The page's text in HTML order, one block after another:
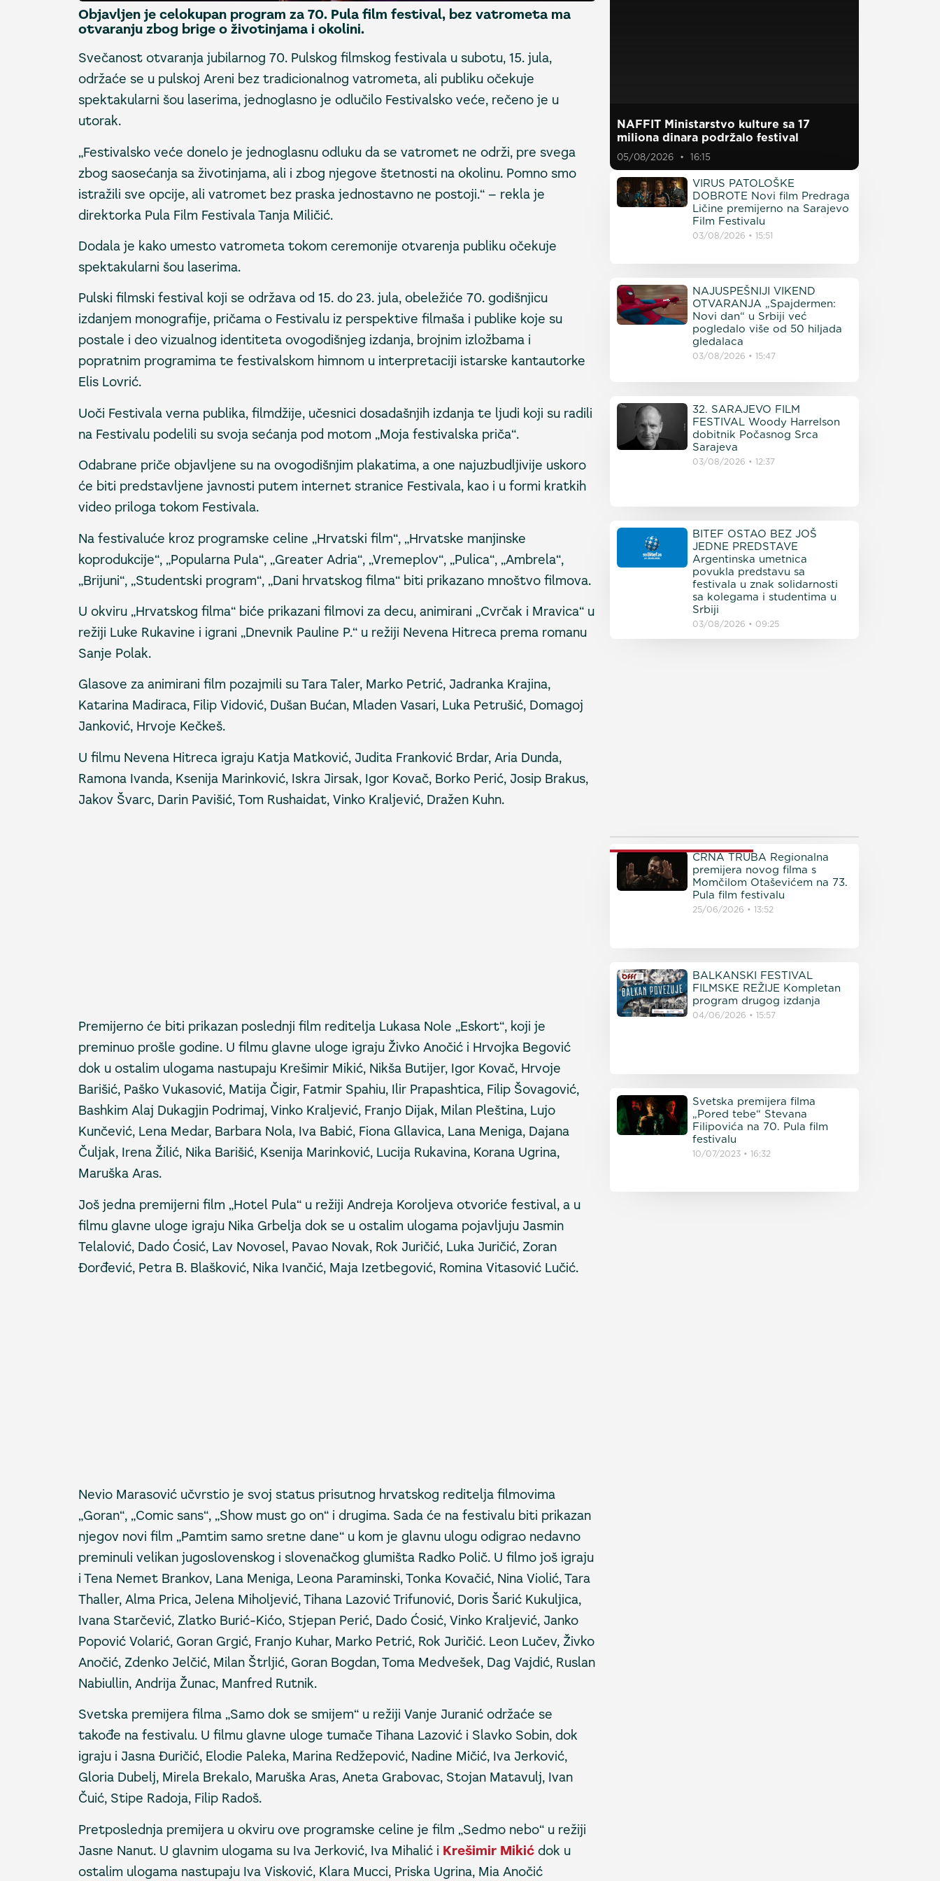
Objavljen je celokupan program za 70. Pula film festival, bez vatrometa ma
otvaranju zbog brige o životinjama i okolini.
Svečanost otvaranja jubilarnog 70. Pulskog filmskog festivala u subotu, 15. jula,
održaće se u pulskoj Areni bez tradicionalnog vatrometa, ali publiku očekuje
spektakularni šou laserima, jednoglasno je odlučilo Festivalsko veće, rečeno je u
utorak.
„Festivalsko veće donelo je jednoglasnu odluku da se vatromet ne održi, pre svega
zbog saosećanja sa životinjama, ali i zbog njegove štetnosti na okolinu. Pomno smo
istražili sve opcije, ali vatromet bez praska jednostavno ne postoji.“ – rekla je
direktorka Pula Film Festivala Tanja Miličić.
Dodala je kako umesto vatrometa tokom ceremonije otvarenja publiku očekuje
spektakularni šou laserima.
Pulski filmski festival koji se održava od 15. do 23. jula, obeležiće 70. godišnjicu
izdanjem monografije, pričama o Festivalu iz perspektive filmaša i publike koje su
postale i deo vizualnog identiteta ovogodišnjeg izdanja, brojnim izložbama i
popratnim programima te festivalskom himnom u interpretaciji istarske kantautorke
Elis Lovrić.
Uoči Festivala verna publika, filmdžije, učesnici dosadašnjih izdanja te ljudi koji su radili
na Festivalu podelili su svoja sećanja pod motom „Moja festivalska priča“.
Odabrane priče objavljene su na ovogodišnjim plakatima, a one najuzbudljivije uskoro
će biti predstavljene javnosti putem internet stranice Festivala, kao i u formi kratkih
video priloga tokom Festivala.
Na festivaluće kroz programske celine „Hrvatski film“, „Hrvatske manjinske
koprodukcije“, „Popularna Pula“, „Greater Adria“, „Vremeplov“, „Pulica“, „Ambrela“,
„Brijuni“, „Studentski program“, „Dani hrvatskog filma“ biti prikazano mnoštvo filmova.
U okviru „Hrvatskog filma“ biće prikazani filmovi za decu, animirani „Cvrčak i Mravica“ u
režiji Luke Rukavine i igrani „Dnevnik Pauline P.“ u režiji Nevena Hitreca prema romanu
Sanje Polak.
Glasove za animirani film pozajmili su Tara Taler, Marko Petrić, Jadranka Krajina,
Katarina Madiraca, Filip Vidović, Dušan Bućan, Mladen Vasari, Luka Petrušić, Domagoj
Janković, Hrvoje Kečkeš.
U filmu Nevena Hitreca igraju Katja Matković, Judita Franković Brdar, Aria Dunda,
Ramona Ivanda, Ksenija Marinković, Iskra Jirsak, Igor Kovač, Borko Perić, Josip Brakus,
Jakov Švarc, Darin Pavišić, Tom Rushaidat, Vinko Kraljević, Dražen Kuhn.
Premijerno će biti prikazan poslednji film reditelja Lukasa Nole „Eskort“, koji je
preminuo prošle godine. U filmu glavne uloge igraju Živko Anočić i Hrvojka Begović
dok u ostalim ulogama nastupaju Krešimir Mikić, Nikša Butijer, Igor Kovač, Hrvoje
Barišić, Paško Vukasović, Matija Čigir, Fatmir Spahiu, Ilir Prapashtica, Filip Šovagović,
Bashkim Alaj Dukagjin Podrimaj, Vinko Kraljević, Franjo Dijak, Milan Pleština, Lujo
Kunčević, Lena Medar, Barbara Nola, Iva Babić, Fiona Gllavica, Lana Meniga, Dajana
Čuljak, Irena Žilić, Nika Barišić, Ksenija Marinković, Lucija Rukavina, Korana Ugrina,
Maruška Aras.
Još jedna premijerni film „Hotel Pula“ u režiji Andreja Koroljeva otvoriće festival, a u
filmu glavne uloge igraju Nika Grbelja dok se u ostalim ulogama pojavljuju Jasmin
Telalović, Dado Ćosić, Lav Novosel, Pavao Novak, Rok Juričić, Luka Juričić, Zoran
Đorđević, Petra B. Blašković, Nika Ivančić, Maja Izetbegović, Romina Vitasović Lučić.
Nevio Marasović učvrstio je svoj status prisutnog hrvatskog reditelja filmovima
„Goran“, „Comic sans“, „Show must go on“ i drugima. Sada će na festivalu biti prikazan
njegov novi film „Pamtim samo sretne dane“ u kom je glavnu ulogu odigrao nedavno
preminuli velikan jugoslovenskog i slovenačkog glumišta Radko Polič. U filmo još igraju
i Tena Nemet Brankov, Lana Meniga, Leona Paraminski, Tonka Kovačić, Nina Violić, Tara
Thaller, Alma Prica, Jelena Miholjević, Tihana Lazović Trifunović, Doris Šarić Kukuljica,
Ivana Starčević, Zlatko Burić-Kićo, Stjepan Perić, Dado Ćosić, Vinko Kraljević, Janko
Popović Volarić, Goran Grgić, Franjo Kuhar, Marko Petrić, Rok Juričić. Leon Lučev, Živko
Anočić, Zdenko Jelčić, Milan Štrljić, Goran Bogdan, Toma Medvešek, Dag Vajdić, Ruslan
Nabiullin, Andrija Žunac, Manfred Rutnik.
Svetska premijera filma „Samo dok se smijem“ u režiji Vanje Juranić održaće se
takođe na festivalu. U filmu glavne uloge tumače Tihana Lazović i Slavko Sobin, dok
igraju i Jasna Đuričić, Elodie Paleka, Marina Redžepović, Nadine Mičić, Iva Jerković,
Gloria Dubelj, Mirela Brekalo, Maruška Aras, Aneta Grabovac, Stojan Matavulj, Ivan
Čuić, Stipe Radoja, Filip Radoš.
Pretposlednja premijera u okviru ove programske celine je film „Sedmo nebo“ u režiji
Jasne Nanut. U glavnim ulogama su Iva Jerković, Iva Mihalić i Krešimir Mikić dok u
ostalim ulogama nastupaju Iva Visković, Klara Mucci, Priska Ugrina, Mia Anočić
NAFFIT Ministarstvo kulture sa 17
miliona dinara podržalo festival
05/08/2026 16:15
VIRUS PATOLOŠKE
DOBROTE Novi film Predraga
Ličine premijerno na Sarajevo
Film Festivalu
03/08/2026 15:51
NAJUSPEŠNIJI VIKEND
OTVARANJA „Spajdermen:
Novi dan“ u Srbiji već
pogledalo više od 50 hiljada
gledalaca
03/08/2026 15:47
32. SARAJEVO FILM
FESTIVAL Woody Harrelson
dobitnik Počasnog Srca
Sarajeva
03/08/2026 12:37
BITEF OSTAO BEZ JOŠ
JEDNE PREDSTAVE
Argentinska umetnica
povukla predstavu sa
festivala u znak solidarnosti
sa kolegama i studentima u
Srbiji
03/08/2026 09:25
PROČITAJTE JOŠCRNA TRUBA Regionalna
premijera novog filma s
Momčilom Otaševićem na 73.
Pula film festivalu
25/06/2026 13:52
BALKANSKI FESTIVAL
FILMSKE REŽIJE Kompletan
program drugog izdanja
04/06/2026 15:57
Svetska premijera filma
„Pored tebe“ Stevana
Filipovića na 70. Pula film
festivalu
10/07/2023 16:32